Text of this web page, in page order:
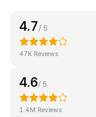
4.7 / 5
47K Reviews
4.6/ 5
1.4M Reviews